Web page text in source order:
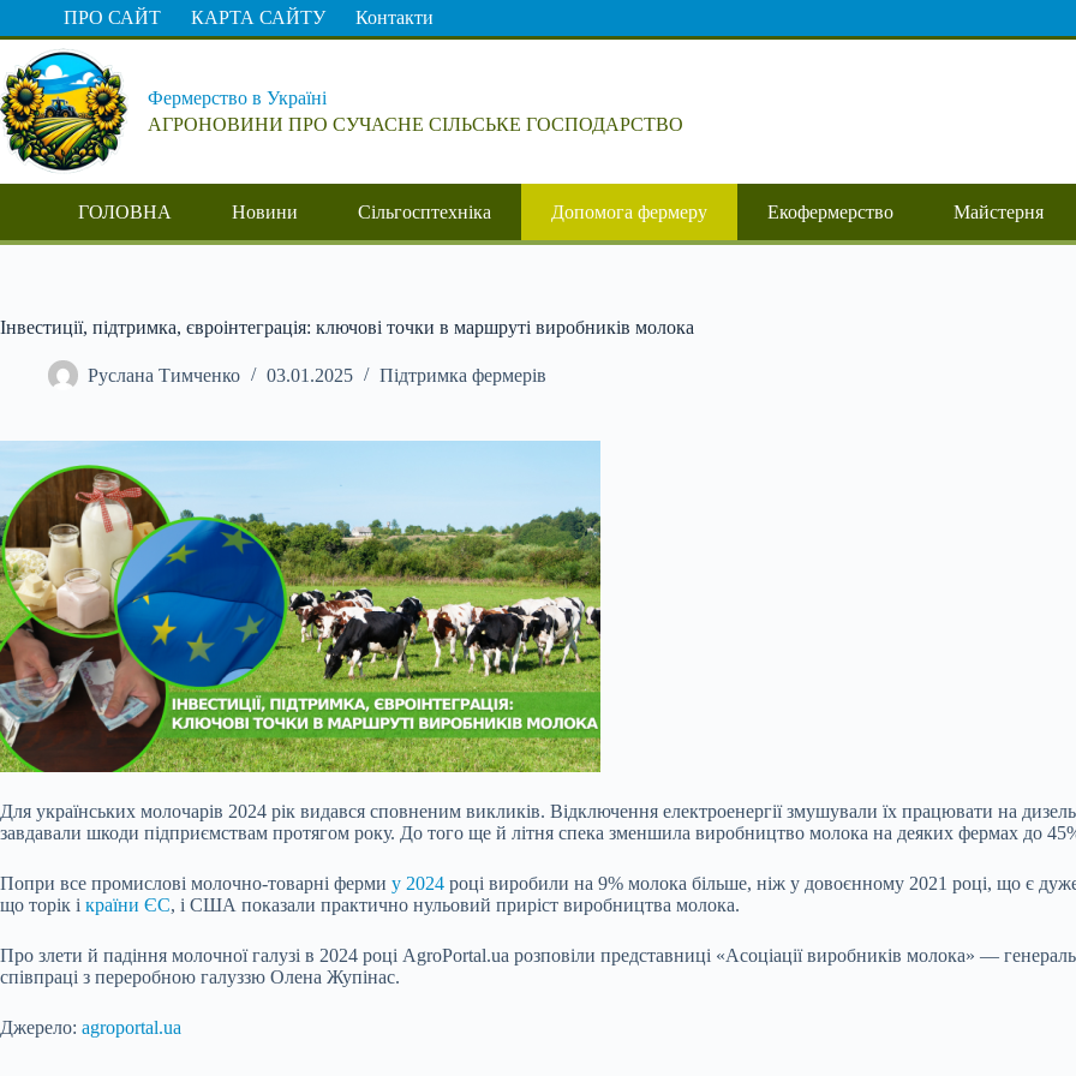
Перейти
вмісту
ПРО САЙТ КАРТА САЙТУ Контакти
Фермерство в Україні
АГРОНОВИНИ ПРО СУЧАСНЕ СІЛЬСЬКЕ ГОСПОДАРСТВО
ГОЛОВНА Новини Сільгосптехніка Допомога фермеру Екофермерство Майстерня
Інвестиції, підтримка, євроінтеграція: ключові точки в маршруті виробників молока
Руслана Тимченко 03.01.2025 Підтримка фермерів
Для українських молочарів 2024 рік видався сповненим викликів. Відключення електроенергії змушували їх працювати на
завдавали шкоди підприємствам протягом року. До того ще й літня спека зменшила виробництво молока на деяких фермах до
Попри все промислові молочно-товарні ферми у 2024 році виробили на 9% молока більше, ніж у довоєнному 2021 році, що є
що торік і країни ЄС, і США показали практично нульовий приріст виробництва молока.
Про злети й падіння молочної галузі в 2024 році AgroPortal.ua розповіли представниці «Асоціації виробників молока» —
співпраці з переробною галуззю Олена Жупінас.
Джерело: agroportal.ua